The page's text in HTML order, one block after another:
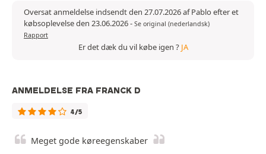
Oversat anmeldelse indsendt den 27.07.2026 af Pablo efter et
købsoplevelse den 23.06.2026- Se original (nederlandsk)
Rapport
Er det dæk du vil købe igen ? JA
ANMELDELSE FRA FRANCK D
4/5
Meget gode køreegenskaber